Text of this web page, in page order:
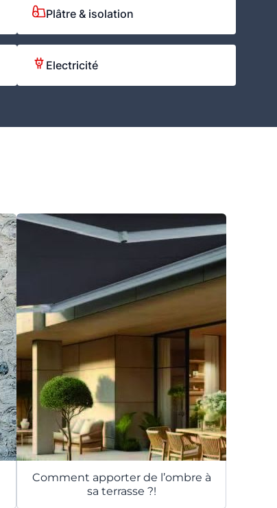
Plâtre & isolation
Electricité
Comment apporter de l’ombre à
sa terrasse ?!